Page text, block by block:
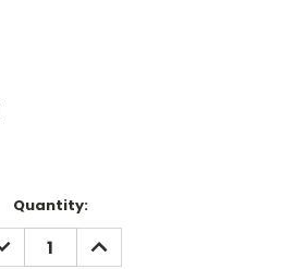
Quantity:
INCREASE
QUANTITY: